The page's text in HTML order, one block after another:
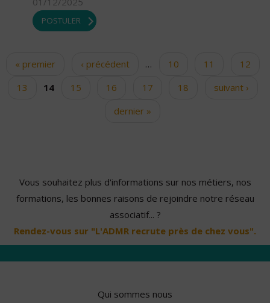
POSTULER
Pages
« premier ‹ précédent … 10 11
12
13
14 15 16 17 18
suivant ›
dernier »
Vous souhaitez plus d'informations sur nos métiers, nos
formations, les bonnes raisons de rejoindre notre réseau
associatif... ?
Rendez-vous sur "L'ADMR recrute près de chez vous".
Qui sommes nous